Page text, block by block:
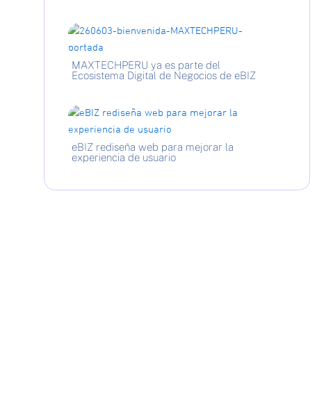
MAXTECHPERU ya es parte del
Ecosistema Digital de Negocios de eBIZ
eBIZ rediseña web para mejorar la
experiencia de usuario